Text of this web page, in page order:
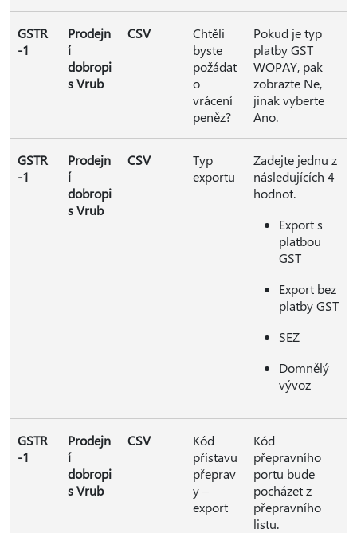
GSTR
-1
Prodejn
í
dobropi
s Vrub
CSV
Chtěli
byste
požádat
o
vrácení
peněz?
Pokud je typ
platby GST
WOPAY, pak
zobrazte Ne,
jinak vyberte
Ano.
GSTR
-1
Prodejn
í
dobropi
s Vrub
CSV
Typ
exportu
Zadejte jednu z
následujících 4
hodnot.
Export s
platbou
GST
Export bez
platby GST
SEZ
Domnělý
vývoz
GSTR
-1
Prodejn
í
dobropi
s Vrub
CSV
Kód
přístavu
přeprav
y –
export
Kód
přepravního
portu bude
pocházet z
přepravního
listu.